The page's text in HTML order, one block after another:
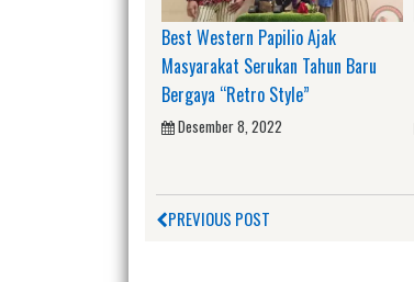
Best Western Papilio Ajak
Masyarakat Serukan Tahun Baru
Bergaya “Retro Style”
Desember 8, 2022
PREVIOUS POST